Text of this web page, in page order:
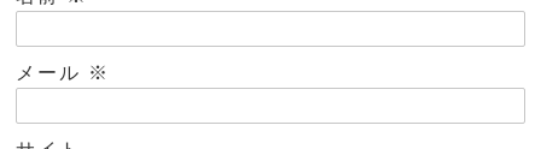
メール ※